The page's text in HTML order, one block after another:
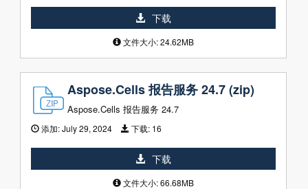
下载
文件大小: 24.62MB
Aspose.Cells 报告服务 24.7 (zip)
Aspose.Cells 报告服务 24.7
添加:July 29, 2024 下载: 16
下载
文件大小: 66.68MB